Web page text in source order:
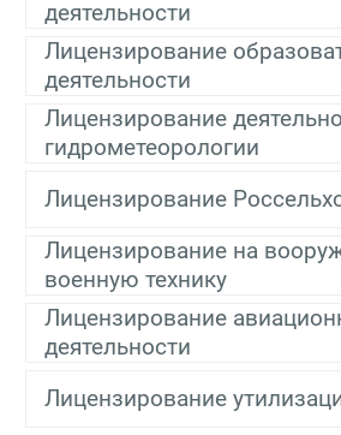
деятельности
Лицензирование
деятельности
Лицензирование
гидрометеорологии
Лицензирование
Лицензирование на
военную технику
Лицензирование
деятельности
Лицензирование